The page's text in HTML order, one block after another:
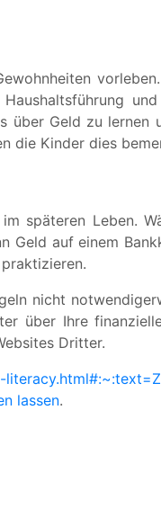
über Geld zu lernen
die Kinder dies
späteren Leben.
Geld auf einem
nicht
über Ihre
Dritter.
lassen.